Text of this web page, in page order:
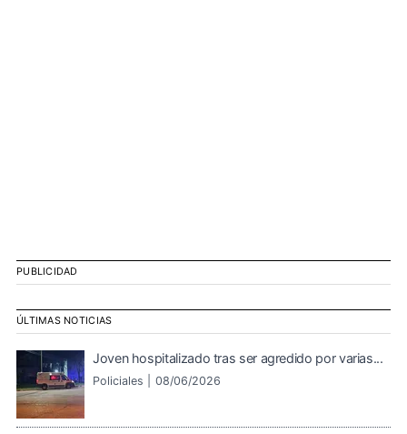
PUBLICIDAD
ÚLTIMAS NOTICIAS
Joven hospitalizado tras ser agredido por varias...
Policiales | 08/06/2026